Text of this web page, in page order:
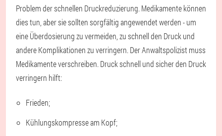
Problem der schnellen Druckreduzierung. Medikamente können
dies tun, aber sie sollten sorgfältig angewendet werden - um
eine Überdosierung zu vermeiden, zu schnell den Druck und
andere Komplikationen zu verringern. Der Anwaltspolizist muss
Medikamente verschreiben. Druck schnell und sicher den Druck
verringern hilft:
Frieden;
Kühlungskompresse am Kopf;